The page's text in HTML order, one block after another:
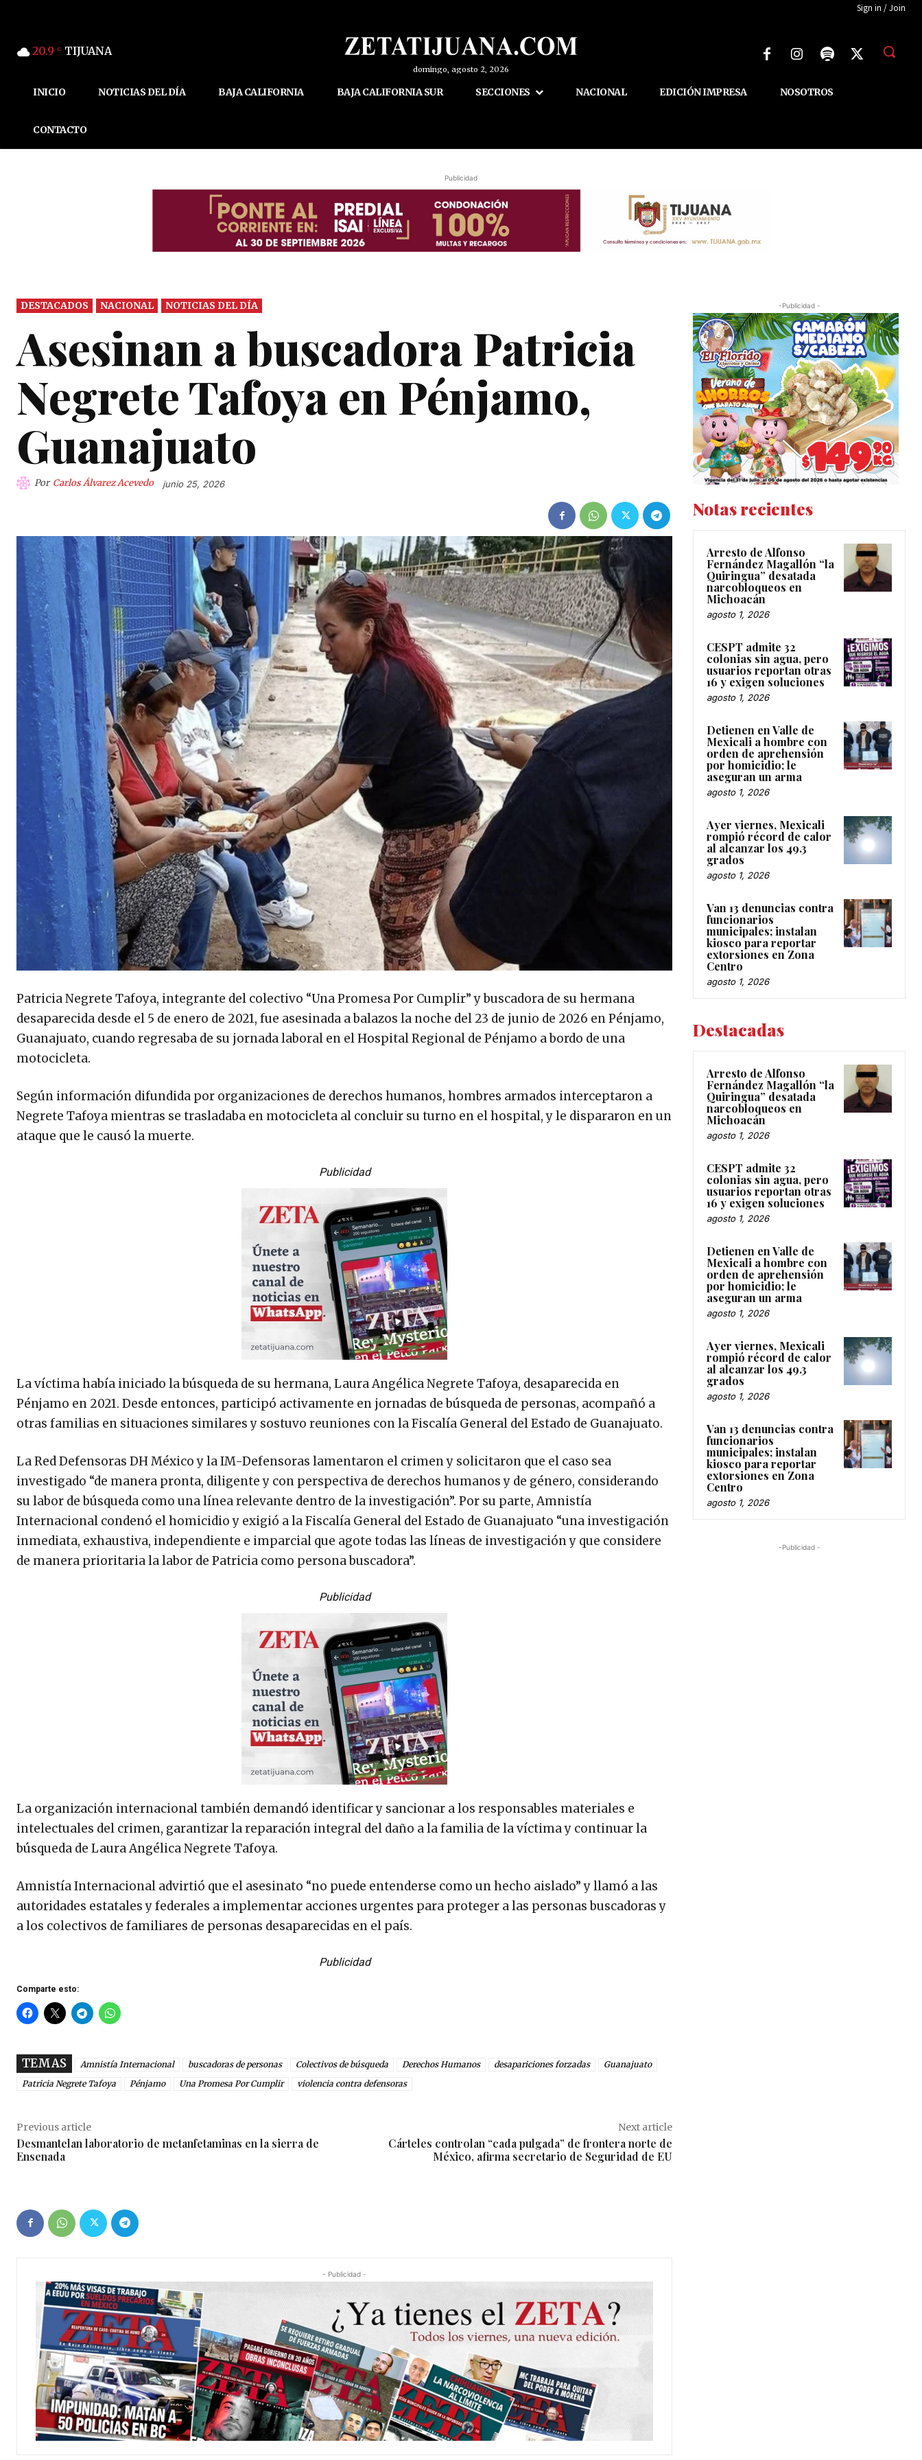
Sign in / Join
20.9 C TIJUANA
domingo, agosto 2, 2026
INICIO NOTICIAS DEL DÍA BAJA CALIFORNIA BAJA CALIFORNIA SUR SECCIONES NACIONAL EDICIÓN IMPRESA NOSOTROS
CONTACTO
Publicidad
DESTACADOS NACIONAL NOTICIAS DEL DÍA
Asesinan a buscadora Patricia
Negrete Tafoya en Pénjamo,
Guanajuato
Por Carlos Álvarez Acevedo junio 25, 2026
Patricia Negrete Tafoya, integrante del colectivo “Una Promesa Por Cumplir” y buscadora de su hermana
desaparecida desde el 5 de enero de 2021, fue asesinada a balazos la noche del 23 de junio de 2026 en Pénjamo,
Guanajuato, cuando regresaba de su jornada laboral en el Hospital Regional de Pénjamo a bordo de una
motocicleta.
Según información difundida por organizaciones de derechos humanos, hombres armados interceptaron a
Negrete Tafoya mientras se trasladaba en motocicleta al concluir su turno en el hospital, y le dispararon en un
ataque que le causó la muerte.
Publicidad
La víctima había iniciado la búsqueda de su hermana, Laura Angélica Negrete Tafoya, desaparecida en
Pénjamo en 2021. Desde entonces, participó activamente en jornadas de búsqueda de personas, acompañó a
otras familias en situaciones similares y sostuvo reuniones con la Fiscalía General del Estado de Guanajuato.
La Red Defensoras DH México y la IM-Defensoras lamentaron el crimen y solicitaron que el caso sea
investigado “de manera pronta, diligente y con perspectiva de derechos humanos y de género, considerando
su labor de búsqueda como una línea relevante dentro de la investigación”. Por su parte, Amnistía
Internacional condenó el homicidio y exigió a la Fiscalía General del Estado de Guanajuato “una investigación
inmediata, exhaustiva, independiente e imparcial que agote todas las líneas de investigación y que considere
de manera prioritaria la labor de Patricia como persona buscadora”.
Publicidad
La organización internacional también demandó identificar y sancionar a los responsables materiales e
intelectuales del crimen, garantizar la reparación integral del daño a la familia de la víctima y continuar la
búsqueda de Laura Angélica Negrete Tafoya.
Amnistía Internacional advirtió que el asesinato “no puede entenderse como un hecho aislado” y llamó a las
autoridades estatales y federales a implementar acciones urgentes para proteger a las personas buscadoras y
a los colectivos de familiares de personas desaparecidas en el país.
Publicidad
Comparte esto:
TEMAS Amnistía Internacional buscadoras de personas Colectivos de búsqueda Derechos Humanos desapariciones forzadas
Guanajuato
Patricia Negrete Tafoya
Pénjamo Una Promesa Por Cumplir violencia contra defensoras
Previous article
Desmantelan laboratorio de metanfetaminas en la sierra de
Ensenada
Next article
Cárteles controlan “cada pulgada” de frontera norte de
México, afirma secretario de Seguridad de EU
- Publicidad -
-Publicidad -
Notas recientes
Arresto de Alfonso
Fernández Magallón “la
Quiringua” desatada
narcobloqueos en
Michoacán
agosto 1, 2026
CESPT admite 32
colonias sin agua, pero
usuarios reportan otras
16 y exigen soluciones
agosto 1, 2026
Detienen en Valle de
Mexicali a hombre con
orden de aprehensión
por homicidio; le
aseguran un arma
agosto 1, 2026
Ayer viernes, Mexicali
rompió récord de calor
al alcanzar los 49.3
grados
agosto 1, 2026
Van 13 denuncias contra
funcionarios
municipales; instalan
kiosco para reportar
extorsiones en Zona
Centro
agosto 1, 2026
Destacadas
Arresto de Alfonso
Fernández Magallón “la
Quiringua” desatada
narcobloqueos en
Michoacán
agosto 1, 2026
CESPT admite 32
colonias sin agua, pero
usuarios reportan otras
16 y exigen soluciones
agosto 1, 2026
Detienen en Valle de
Mexicali a hombre con
orden de aprehensión
por homicidio; le
aseguran un arma
agosto 1, 2026
Ayer viernes, Mexicali
rompió récord de calor
al alcanzar los 49.3
grados
agosto 1, 2026
Van 13 denuncias contra
funcionarios
municipales; instalan
kiosco para reportar
extorsiones en Zona
Centro
agosto 1, 2026
-Publicidad -